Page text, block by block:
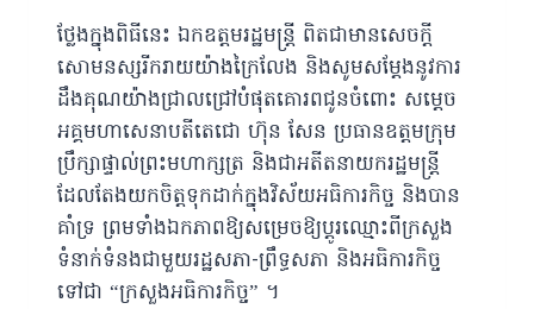
ថ្លែងក្នុងពិធីនេះ ឯកឧត្តមរដ្ឋមន្រ្តី ពិតជាមានសេចក្តី
សោមនស្សរីករាយយ៉ាងក្រៃលែង និងសូមសម្តែងនូវការ
ដឹងគុណយ៉ាងជ្រាលជ្រៅបំផុតគោរពជូនចំពោះ សម្តេច
អគ្គមហាសេនាបតីតេជោ ហ៊ុន សែន ប្រធានឧត្តមក្រុម
ប្រឹក្សាផ្ទាល់ព្រះមហាក្សត្រ និងជាអតីតនាយករដ្ឋមន្រ្តី
ដែលតែងយកចិត្តទុកដាក់ក្នុងវិស័យអធិការកិច្ច និងបាន
គាំទ្រ ព្រមទាំងឯកភាពឱ្យសម្រេចឱ្យប្តូរឈ្មោះពីក្រសួង
ទំនាក់ទំនងជាមួយរដ្ឋសភា-ព្រឹទ្ធសភា និងអធិការកិច្ច
ទៅជា “ក្រសួងអធិការកិច្ច” ។